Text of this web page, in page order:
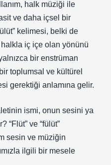
halk müziği ile
ve daha içsel bir
kelimesi, belki de
halkla iç içe olan yönünü
bir enstrüman
toplumsal ve kültürel
gerektiği anlamına gelir.
ismi, onun sesini ya
“Flüt” ve “fülüt”
sesin ve müziğin
ilgili bir mesele